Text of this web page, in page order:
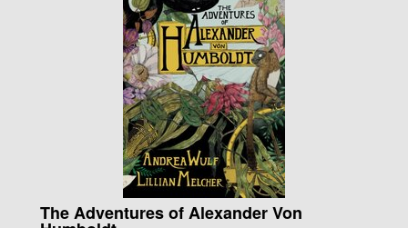
The Adventures of Alexander Von